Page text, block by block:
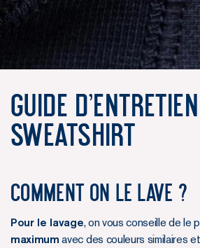
Guide
Sweatshirt
Comment on le lave ?
Pour le lavage, on vous conseille de le
maximum avec des couleurs similaires